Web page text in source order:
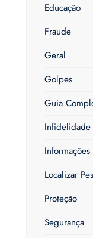
Educação
Fraude
Geral
Golpes
Guia
Infidelidade
Localizar
Proteção
Segurança